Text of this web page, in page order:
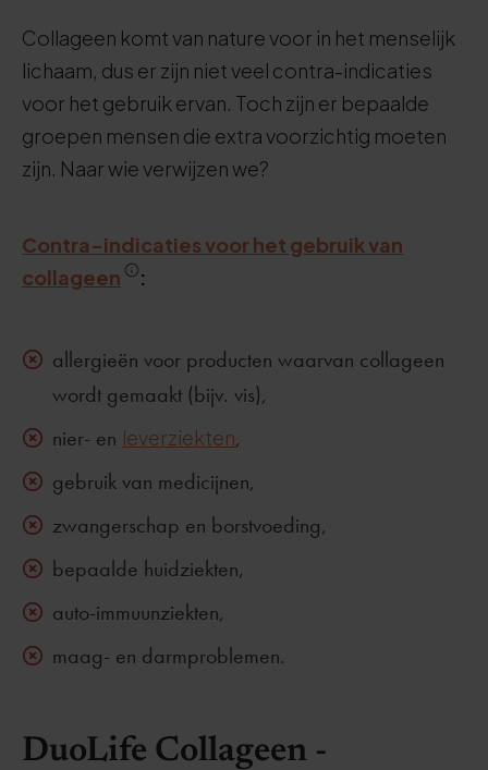
Collageen komt van nature voor in het menselijk
lichaam, dus er zijn niet veel contra-indicaties
voor het gebruik ervan. Toch zijn er bepaalde
groepen mensen die extra voorzichtig moeten
zijn. Naar wie verwijzen we?
Contra-indicaties voor het gebruik van
collageen
:
allergieën voor producten waarvan collageen
wordt gemaakt (bijv. vis),
nier- en leverziekten,
gebruik van medicijnen,
zwangerschap en borstvoeding,
bepaalde huidziekten,
auto-immuunziekten,
maag- en darmproblemen.
DuoLife Collageen -